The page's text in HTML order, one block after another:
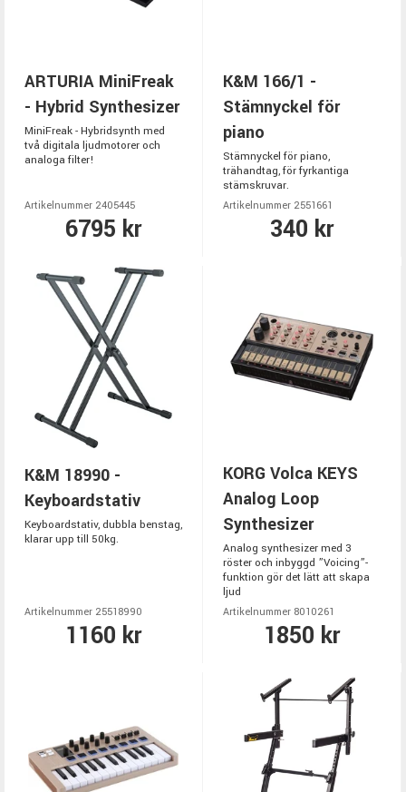
ARTURIA MiniFreak
- Hybrid Synthesizer
MiniFreak - Hybridsynth med
två digitala ljudmotorer och
analoga filter!
Artikelnummer 2405445
6795 kr
K&M 166/1 -
Stämnyckel för
piano
Stämnyckel för piano,
trähandtag, för fyrkantiga
stämskruvar.
Artikelnummer 2551661
340 kr
K&M 18990 -
Keyboardstativ
Keyboardstativ, dubbla benstag,
klarar upp till 50kg.
Artikelnummer 25518990
1160 kr
KORG Volca KEYS
Analog Loop
Synthesizer
Analog synthesizer med 3
röster och inbyggd ”Voicing”-
funktion gör det lätt att skapa
ljud
Artikelnummer 8010261
1850 kr